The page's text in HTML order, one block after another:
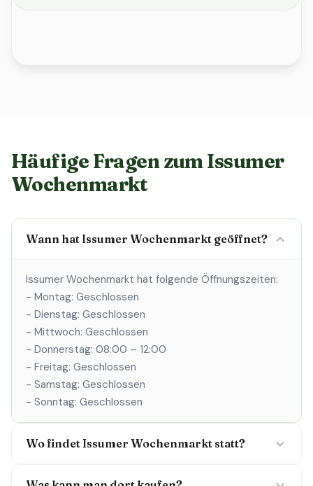
Häufige Fragen zum Issumer
Wochenmarkt
Wann hat Issumer Wochenmarkt geöffnet?
Issumer Wochenmarkt hat folgende Öffnungszeiten:
- Montag: Geschlossen
- Dienstag: Geschlossen
- Mittwoch: Geschlossen
- Donnerstag: 08:00 – 12:00
- Freitag: Geschlossen
- Samstag: Geschlossen
- Sonntag: Geschlossen
Wo findet Issumer Wochenmarkt statt?